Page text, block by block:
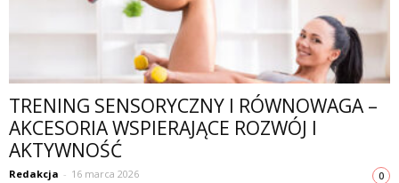
TRENING SENSORYCZNY I RÓWNOWAGA –
AKCESORIA WSPIERAJĄCE ROZWÓJ I
AKTYWNOŚĆ
Redakcja - 16 marca 2026 0